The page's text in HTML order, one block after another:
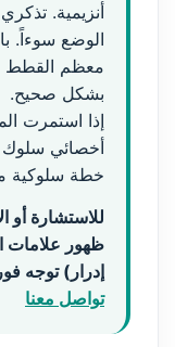
أنزيمية.
الوضع سوءاً.
معظم القطط
بشكل صحيح.
إذا استمرت
أخصائي سلوك
خطة
للاستشارة أو
ظهور علامات
إدرار) توجه
تواصل معنا